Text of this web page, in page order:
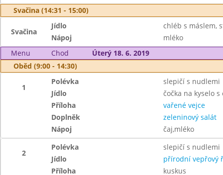
Svačina (14:31 - 15:00)
Svačina
Jídlo
chléb s máslem,
Nápoj
mléko
Menu
Chod
Úterý 18. 6. 2019
Oběd (9:00 - 14:30)
1
Polévka
slepičí s nudlemi
Jídlo
čočka na kyselo
Příloha
vařené vejce
Doplněk
zeleninový salát
Nápoj
čaj,mléko
2
Polévka
slepičí s nudlemi
Jídlo
přírodní vepřový
Příloha
kuskus